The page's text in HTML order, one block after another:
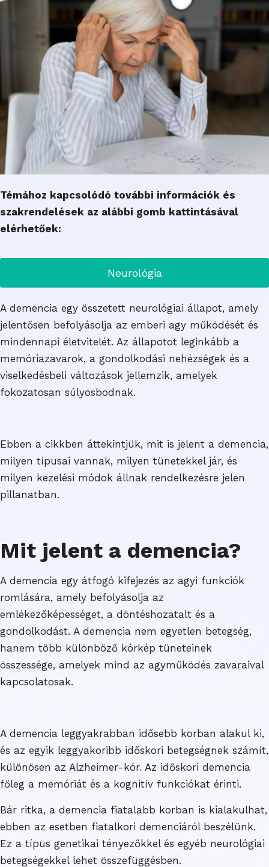
Témához kapcsolódó további információk és
szakrendelések az alábbi gomb kattintásával
elérhetőek:
Neurológia
A demencia egy összetett neurológiai állapot, amely
jelentősen befolyásolja az emberi agy működését és
mindennapi életvitelét. Az állapotot leginkább a
memóriazavarok, a gondolkodási nehézségek és a
viselkedésbeli változások jellemzik, amelyek
fokozatosan súlyosbodnak.
Ebben a cikkben áttekintjük, mit is jelent a demencia,
milyen típusai vannak, milyen tünetekkel jár, és
milyen kezelési módok állnak rendelkezésre jelen
pillanatban.
Mit jelent a demencia?
A demencia egy átfogó kifejezés az agyi funkciók
romlására, amely befolyásolja az
emlékezőképességet, a döntéshozatalt és a
gondolkodást. A demencia nem egyetlen betegség,
hanem több különböző kórkép tüneteinek
összessége, amelyek mind az agyműködés zavaraival
kapcsolatosak.
A demencia leggyakrabban idősebb korban alakul ki,
és az egyik leggyakoribb időskori betegségnek számít,
különösen az Alzheimer-kór. Az időskori demencia
főleg a memóriát és a kognitív funkciókat érinti.
Bár ritka, a demencia fiatalabb korban is kialakulhat,
ebben az esetben fiatalkori demenciáról beszélünk.
Ez a típus genetikai tényezőkkel és egyéb neurológiai
betegségekkel lehet összefüggésben.